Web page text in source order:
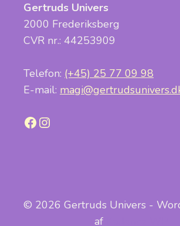
Gertruds Univers
2000 Frederiksberg
CVR nr.: 44253909
Telefon: (+45) 25 77 09 98
E-mail:
Facebook
Instagram
© 2026 Gertruds Univers -
af